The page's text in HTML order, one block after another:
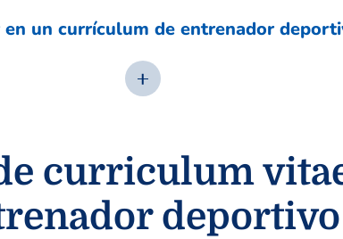
en un currículum de entrenador
curriculum
deportivo